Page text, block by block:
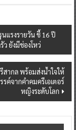
แรงรายวัน ชี้ 16 ปี
ยังมีช่องโหว่
สากล พร้อมส่งน้ำใจให้
ค์จากคำคมครีเอเตอร์
หญิงระดับโลก